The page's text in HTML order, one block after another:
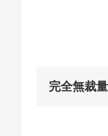
完全無裁